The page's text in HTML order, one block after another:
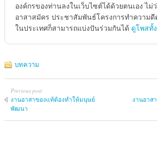
องค์กรของท่านลงในเว็บไซต์ได้ด้วยตนเอง ไม่
อาสาสมัคร ประชาสัมพันธ์โครงการทำความดี
ในประเทศก็สามารถแบ่งปันร่วมกันได้ ดูโพสทั้
บทความ
Previous post
งานอาสาของแท้ต้องทำให้มนุษย์
พัฒนา
งานอาส